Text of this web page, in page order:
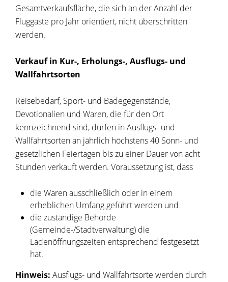
Gesamtverkaufsfläche, die sich an der Anzahl der
Fluggäste pro Jahr orientiert, nicht überschritten
werden.
Verkauf in Kur-, Erholungs-, Ausflugs- und
Wallfahrtsorten
Reisebedarf, Sport- und Badegegenstände,
Devotionalien und Waren, die für den Ort
kennzeichnend sind, dürfen in Ausflugs- und
Wallfahrtsorten an jährlich höchstens 40 Sonn- und
gesetzlichen Feiertagen bis zu einer Dauer von acht
Stunden verkauft werden. Voraussetzung ist, dass
die Waren ausschließlich oder in einem
erheblichen Umfang geführt werden und
die zuständige Behörde
(Gemeinde-/Stadtverwaltung) die
Ladenöffnungszeiten entsprechend festgesetzt
hat.
Hinweis: Ausflugs- und Wallfahrtsorte werden durch